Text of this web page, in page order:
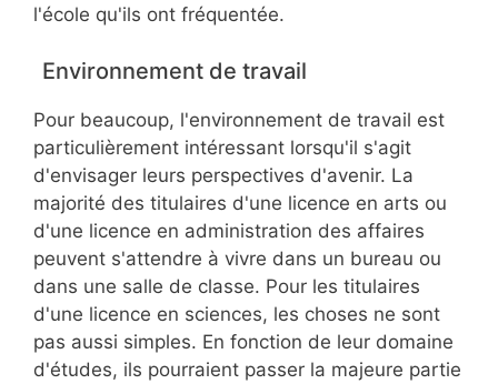
l'école qu'ils ont fréquentée.
Environnement de travail
Pour beaucoup, l'environnement de travail est
particulièrement intéressant lorsqu'il s'agit
d'envisager leurs perspectives d'avenir. La
majorité des titulaires d'une licence en arts ou
d'une licence en administration des affaires
peuvent s'attendre à vivre dans un bureau ou
dans une salle de classe. Pour les titulaires
d'une licence en sciences, les choses ne sont
pas aussi simples. En fonction de leur domaine
d'études, ils pourraient passer la majeure partie